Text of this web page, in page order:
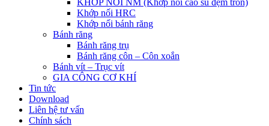
KHỚP NỐI NM (Khớp nối cao su đệm tròn)
Khớp nối HRC
Khớp nối bánh răng
Bánh răng
Bánh răng trụ
Bánh răng côn – Côn xoắn
Bánh vít – Trục vít
GIA CÔNG CƠ KHÍ
Tin tức
Download
Liên hệ tư vấn
Chính sách